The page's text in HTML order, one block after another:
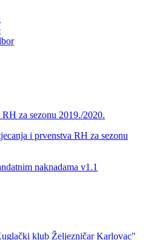
za sezonu 2019./2020.
i prvenstva RH za sezonu
naknadama v1.1
klub Željezničar Karlovac"